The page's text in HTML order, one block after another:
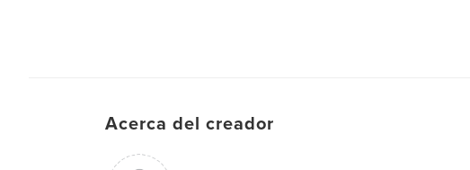
Acerca del creador